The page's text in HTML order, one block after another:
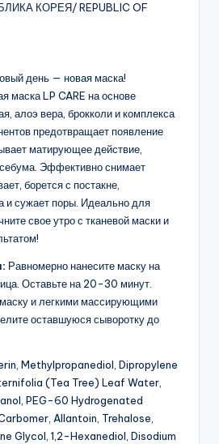
КОРЕЯ/ REPUBLIC OF
день — новая маска!
маска LP CARE на основе
алоэ вера, брокколи и комплекса
предотвращает появление
матирующее действие,
Эффективно снимает
борется с постакне,
и сужает поры. Идеально для
свое утро с тканевой маски и
Равномерно нанесите маску на
Оставьте на 20-30 минут.
и легкими массирующими
оставшуюся сыворотку до
Methylpropanediol, Dipropylene
(Tea Tree) Leaf Water,
PEG-60 Hydrogenated
Allantoin, Trehalose,
Glycol, 1,2-Hexanediol, Disodium